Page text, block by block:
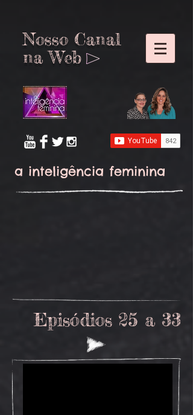
Nosso Canal
naWeb
a inteligência feminina
Episódios 25 a 33